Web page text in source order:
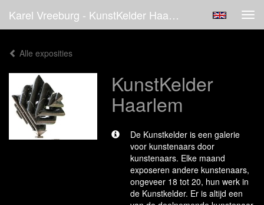
Karel Vreeburg - KunstKelder Haarlem
Alle exposities
KunstKelder
Haarlem
De Kunstkelder is een galerie
voor kunstenaars door
kunstenaars. Elke maand
exposeren andere kunstenaars,
ongeveer 18 tot 20, hun werk in
de Kunstkelder. Er is altijd een